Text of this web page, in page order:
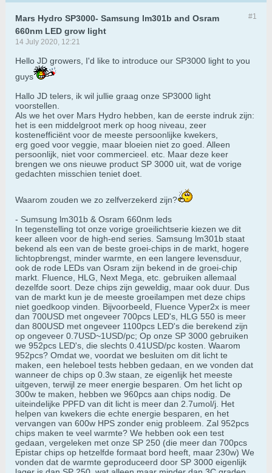
#1
Mars Hydro SP3000- Samsung lm301b and Osram
660nm LED grow light
14 July 2020, 12:21
Hello JD growers, I'd like to introduce our SP3000 light to you
guys
Hallo JD telers, ik wil jullie graag onze SP3000 light
voorstellen.
Als we het over Mars Hydro hebben, kan de eerste indruk zijn:
het is een middelgroot merk op hoog niveau, zeer
kostenefficiënt voor de meeste persoonlijke kwekers,
erg goed voor veggie, maar bloeien niet zo goed. Alleen
persoonlijk, niet voor commercieel. etc. Maar deze keer
brengen we ons nieuwe product SP 3000 uit, wat de vorige
gedachten misschien teniet doet.
Waarom zouden we zo zelfverzekerd zijn?
- Sumsung lm301b & Osram 660nm leds
In tegenstelling tot onze vorige groeilichtserie kiezen we dit
keer alleen voor de high-end series. Samsung lm301b staat
bekend als een van de beste groei-chips in de markt, hogere
lichtopbrengst, minder warmte, en een langere levensduur,
ook de rode LEDs van Osram zijn bekend in de groei-chip
markt. Fluence, HLG, Next Mega, etc. gebruiken allemaal
dezelfde soort. Deze chips zijn geweldig, maar ook duur. Dus
van de markt kun je de meeste groeilampen met deze chips
niet goedkoop vinden. Bijvoorbeeld, Fluence Vyper2x is meer
dan 700USD met ongeveer 700pcs LED's, HLG 550 is meer
dan 800USD met ongeveer 1100pcs LED's die berekend zijn
op ongeveer 0.7USD~1USD/pc; Op onze SP 3000 gebruiken
we 952pcs LED's, die slechts 0.41USD/pc kosten. Waarom
952pcs? Omdat we, voordat we besluiten om dit licht te
maken, een heleboel tests hebben gedaan, en we vonden dat
wanneer de chips op 0.3w staan, ze eigenlijk het meeste
uitgeven, terwijl ze meer energie besparen. Om het licht op
300w te maken, hebben we 960pcs aan chips nodig. De
uiteindelijke PPFD van dit licht is meer dan 2.7umol/j. Het
helpen van kwekers die echte energie besparen, en het
vervangen van 600w HPS zonder enig probleem. Zal 952pcs
chips maken te veel warmte? We hebben ook een test
gedaan, vergeleken met onze SP 250 (die meer dan 700pcs
Epistar chips op hetzelfde formaat bord heeft, maar 230w) We
vonden dat de warmte geproduceerd door SP 3000 eigenlijk